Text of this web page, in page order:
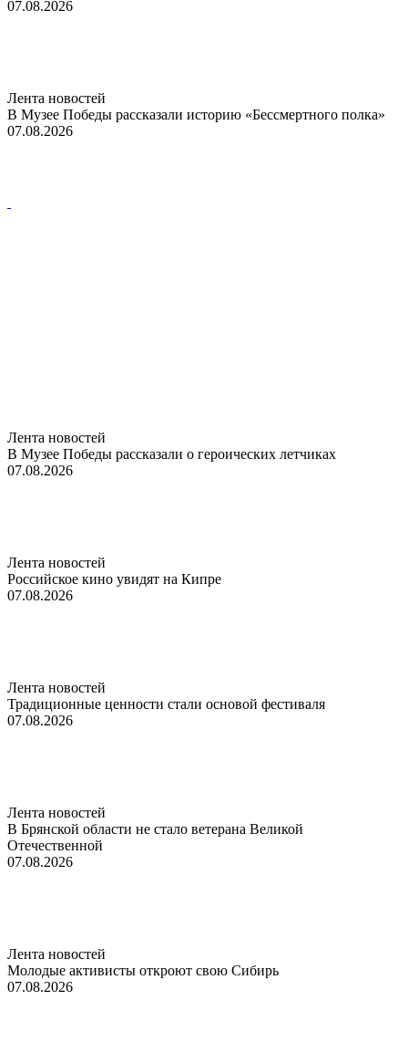
07.08.2026
Лента новостей
В Музее Победы рассказали историю «Бессмертного полка»
07.08.2026
Лента новостей
В Музее Победы рассказали о героических летчиках
07.08.2026
Лента новостей
Российское кино увидят на Кипре
07.08.2026
Лента новостей
Традиционные ценности стали основой фестиваля
07.08.2026
Лента новостей
В Брянской области не стало ветерана Великой
Отечественной
07.08.2026
Лента новостей
Молодые активисты откроют свою Сибирь
07.08.2026